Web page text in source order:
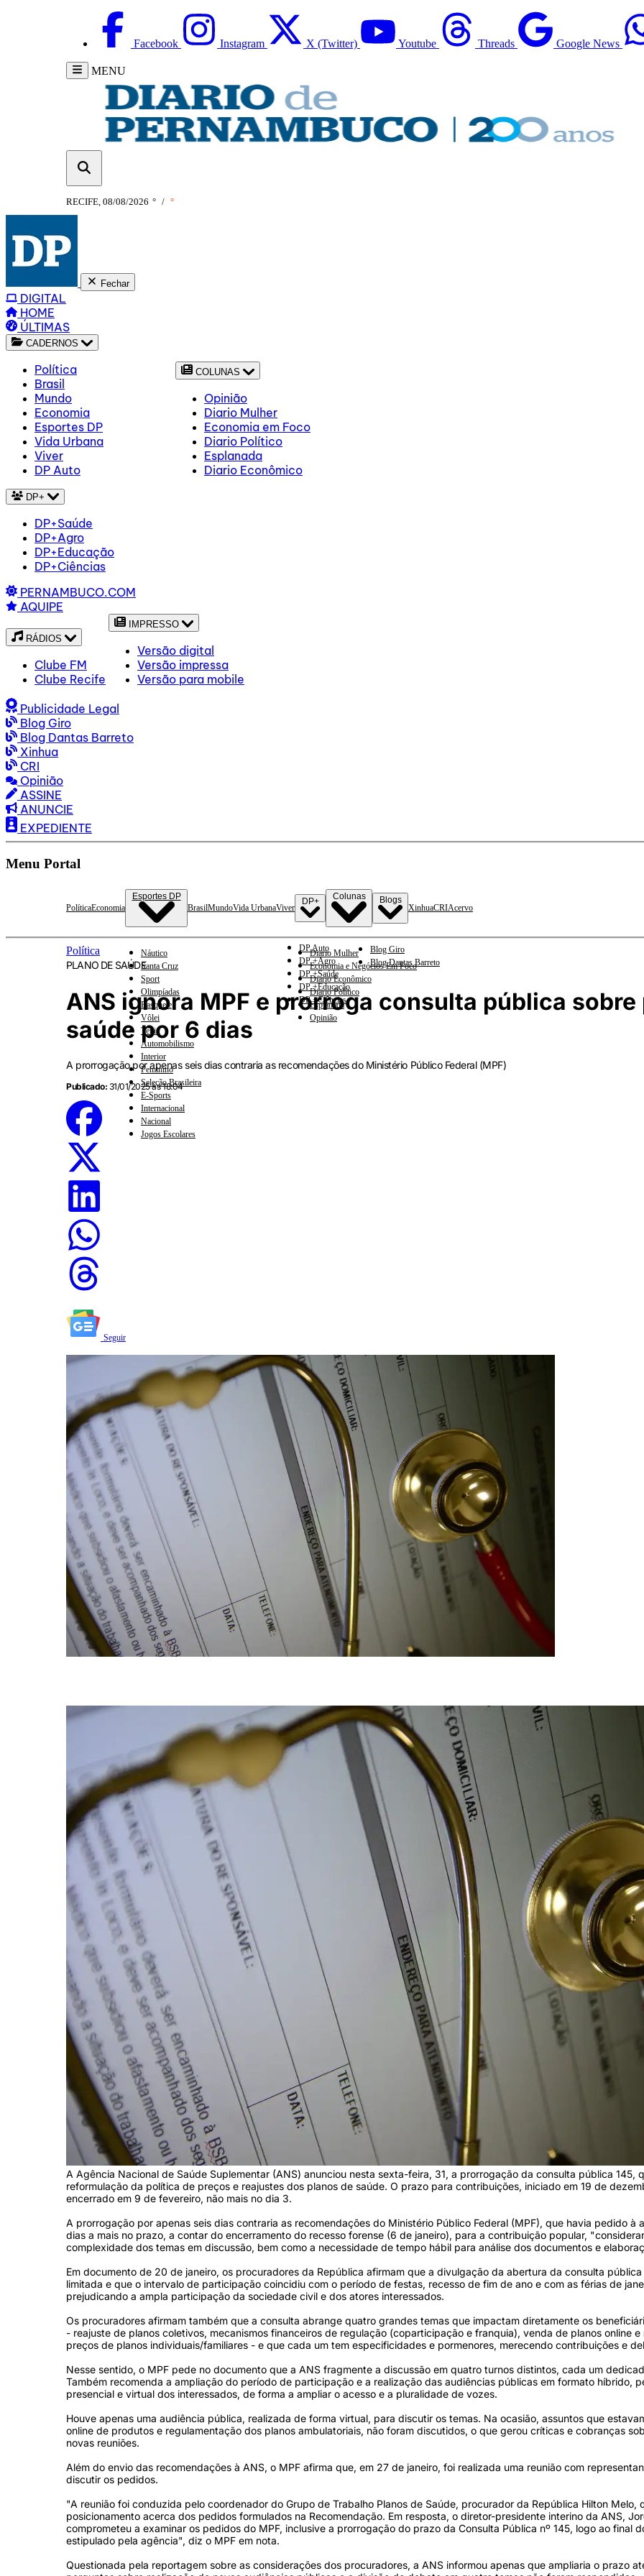
Facebook Instagram X (Twitter) Youtube Threads Google News
MENU
RECIFE, 08/08/2026 ° / °
Fechar
DIGITAL
HOME
ÚLTIMAS
CADERNOS
Política
Brasil
Mundo
Economia
Esportes DP
Vida Urbana
Viver
DP Auto
COLUNAS
Opinião
Diario Mulher
Economia em Foco
Diario Político
Esplanada
Diario Econômico
DP+
DP+Saúde
DP+Agro
DP+Educação
DP+Ciências
PERNAMBUCO.COM
AQUIPE
RÁDIOS
Clube FM
Clube Recife
IMPRESSO
Versão digital
Versão impressa
Versão para mobile
Publicidade Legal
Blog Giro
Blog Dantas Barreto
Xinhua
CRI
Opinião
ASSINE
ANUNCIE
EXPEDIENTE
Menu Portal
PolíticaEconomia
Esportes DP
Náutico
Santa Cruz
Sport
Olimpíadas
Basquete
Vôlei
Tênis
Automobilismo
Interior
Feminino
Seleção Brasileira
E-Sports
Internacional
Nacional
Jogos Escolares
BrasilMundoVida UrbanaViver
DP+
DP Auto
DP +Agro
DP +Saúde
DP +Educação
DP +Ciências
Colunas
Diario Mulher
Economia e Negócios Em Foco
Diario Econômico
Diario Político
Esplanada
Opinião
Blogs
Blog Giro
Blog Dantas Barreto
XinhuaCRIAcervo
Política
PLANO DE SAÚDE
ANS ignora MPF e prorroga consulta pública sobre
saúde por 6 dias
A prorrogação por apenas seis dias contraria as recomendações do Ministério Público Federal (MPF)
Publicado: 31/01/2025 às 18:04
Seguir
A Agência Nacional de Saúde Suplementar (ANS) anunciou nesta sexta-feira, 31, a prorrogação da consulta pública 145,
reformulação da política de preços e reajustes dos planos de saúde. O prazo para contribuições, iniciado em 19 de
encerrado em 9 de fevereiro, não mais no dia 3.
A prorrogação por apenas seis dias contraria as recomendações do Ministério Público Federal (MPF), que havia pedido à
dias a mais no prazo, a contar do encerramento do recesso forense (6 de janeiro), para a contribuição popular,
complexidade dos temas em discussão, bem como a necessidade de tempo hábil para análise dos documentos e
Em documento de 20 de janeiro, os procuradores da República afirmam que a divulgação da abertura da consulta
limitada e que o intervalo de participação coincidiu com o período de festas, recesso de fim de ano e com as férias de
prejudicando a ampla participação da sociedade civil e dos atores interessados.
Os procuradores afirmam também que a consulta abrange quatro grandes temas que impactam diretamente os
- reajuste de planos coletivos, mecanismos financeiros de regulação (coparticipação e franquia), venda de planos online
preços de planos individuais/familiares - e que cada um tem especificidades e pormenores, merecendo contribuições e
Nesse sentido, o MPF pede no documento que a ANS fragmente a discussão em quatro turnos distintos, cada um
Também recomenda a ampliação do período de participação e a realização das audiências públicas em formato híbrido,
presencial e virtual dos interessados, de forma a ampliar o acesso e a pluralidade de vozes.
Houve apenas uma audiência pública, realizada de forma virtual, para discutir os temas. Na ocasião, assuntos que
online de produtos e regulamentação dos planos ambulatoriais, não foram discutidos, o que gerou críticas e cobranças
novas reuniões.
Além do envio das recomendações à ANS, o MPF afirma que, em 27 de janeiro, foi realizada uma reunião com
discutir os pedidos.
"A reunião foi conduzida pelo coordenador do Grupo de Trabalho Planos de Saúde, procurador da República Hilton Melo,
posicionamento acerca dos pedidos formulados na Recomendação. Em resposta, o diretor-presidente interino da ANS,
comprometeu a examinar os pedidos do MPF, inclusive a prorrogação do prazo da Consulta Pública nº 145, logo ao final
estipulado pela agência", diz o MPF em nota.
Questionada pela reportagem sobre as considerações dos procuradores, a ANS informou apenas que ampliaria o prazo